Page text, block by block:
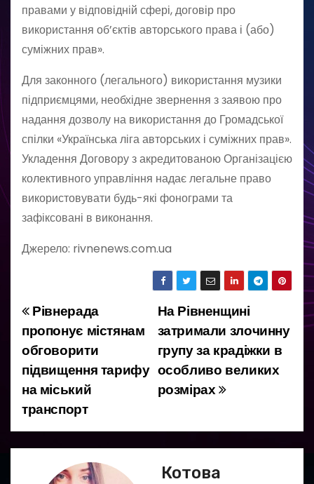
правами у відповідній сфері, договір про
використання об’єктів авторського права і (або)
суміжних прав».
Для законного (легального) використання музики
підприємцями, необхідне звернення з заявою про
надання дозволу на використання до Громадської
спілки «Українська ліга авторських і суміжних прав».
Укладення Договору з акредитованою Організацією
колективного управління надає легальне право
використовувати будь-які фонограми та
зафіксовані в виконання.
Джерело: rivnenews.com.ua
Н
а
в
і
г
На Рівненщині
затримали злочинну
групу за крадіжки в
особливо великих
розмірах
Рівнерада
пропонує містянам
обговорити
підвищення тарифу
на міський
транспорт
Котова